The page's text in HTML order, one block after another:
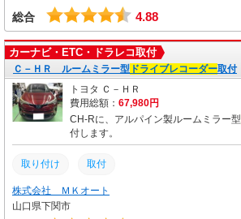
総合 4.88
カーナビ・ETC・ドラレコ取付
Ｃ－ＨＲ ルームミラー型 ドライブレコーダー取付
トヨタ Ｃ－ＨＲ
費用総額： 67,980円
CH-Rに、アルパイン製ルームミラー型
付します。
取り付け 取付
株式会社 ＭＫオート
山口県下関市